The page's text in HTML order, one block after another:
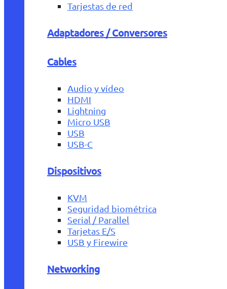
Tarjestas de red
Adaptadores / Conversores
Cables
Audio y vídeo
HDMI
Lightning
Micro USB
USB
USB-C
Dispositivos
KVM
Seguridad biométrica
Serial / Parallel
Tarjetas E/S
USB y Firewire
Networking